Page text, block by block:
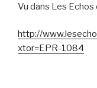
Vu dans Les Echos
http://
xtor=EPR-1084